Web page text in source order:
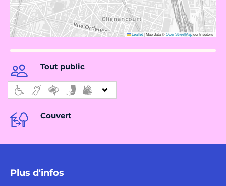
Leaflet|Map data ©OpenStreetMapcontributors
Tout public
Couvert
Plus d'infos